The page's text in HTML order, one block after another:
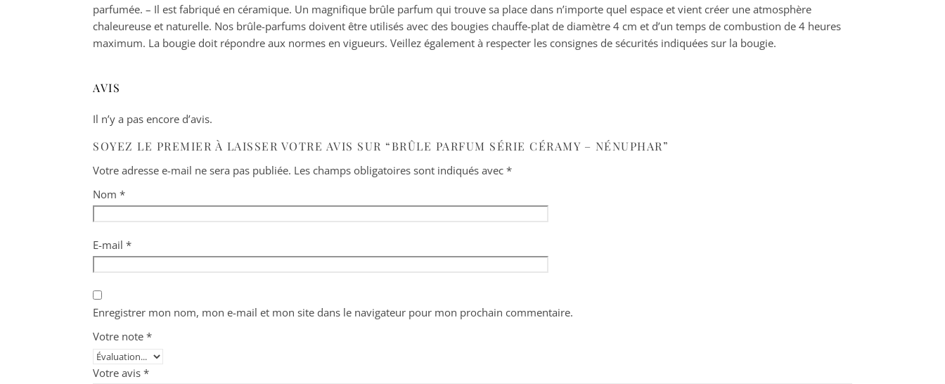
parfumée. – Il est fabriqué en céramique. Un magnifique brûle parfum qui trouve sa place dans n’importe quel espace et vient créer une atmosphère
chaleureuse et naturelle. Nos brûle-parfums doivent être utilisés avec des bougies chauffe-plat de diamètre 4 cm et d’un temps de combustion de 4 heures
maximum. La bougie doit répondre aux normes en vigueurs. Veillez également à respecter les consignes de sécurités indiquées sur la bougie.
AVIS
Il n’y a pas encore d’avis.
SOYEZ LE PREMIER À LAISSER VOTRE AVIS SUR “BRÛLE PARFUM SÉRIE CÉRAMY – NÉNUPHAR”
Votre adresse e-mail ne sera pas publiée. Les champs obligatoires sont indiqués avec *
Nom *
E-mail *
Enregistrer mon nom, mon e-mail et mon site dans le navigateur pour mon prochain commentaire.
Votre note *
Votre avis *